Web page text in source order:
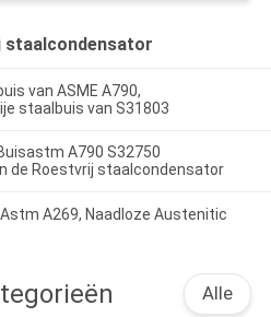
staalcondensator
van ASME A790,
staalbuis van S31803
A790 S32750
de Roestvrij staalcondensator
A269, Naadloze Austenitic
Alle